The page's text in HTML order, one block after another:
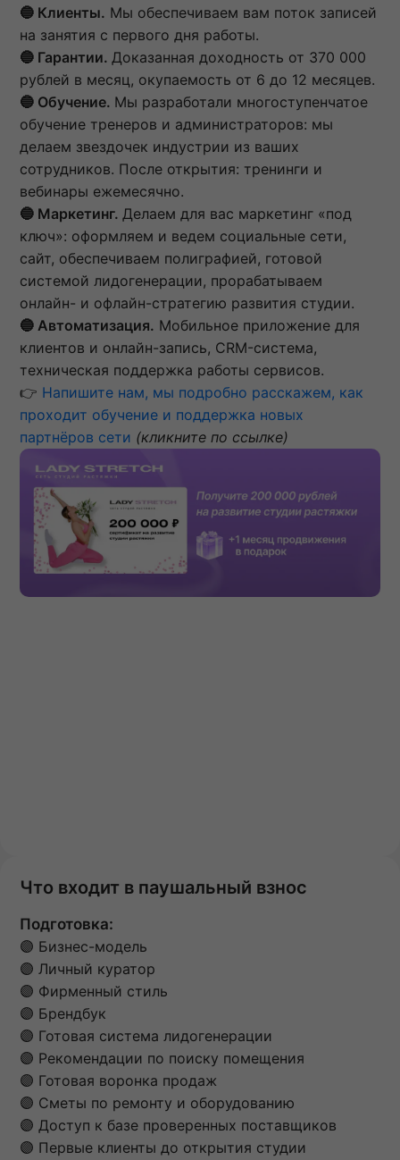
🔵 Клиенты. Мы обеспечиваем вам поток записей
на занятия с первого дня работы.
🔵 Гарантии. Доказанная доходность от 370 000
рублей в месяц, окупаемость от 6 до 12 месяцев.
🔵 Обучение. Мы разработали многоступенчатое
обучение тренеров и администраторов: мы
делаем звездочек индустрии из ваших
сотрудников. После открытия: тренинги и
вебинары ежемесячно.
🔵 Маркетинг. Делаем для вас маркетинг «под
ключ»: оформляем и ведем социальные сети,
сайт, обеспечиваем полиграфией, готовой
системой лидогенерации, прорабатываем
онлайн- и офлайн-стратегию развития студии.
🔵 Автоматизация. Мобильное приложение для
клиентов и онлайн-запись, CRM-система,
техническая поддержка работы сервисов.
👉 Напишите нам, мы подробно расскажем, как
проходит обучение и поддержка новых
партнёров сети (кликните по ссылке)
Что входит в паушальный взнос
Подготовка:
🟣 Бизнес-модель
🟣 Личный куратор
🟣 Фирменный стиль
🟣 Брендбук
🟣 Готовая система лидогенерации
🟣 Рекомендации по поиску помещения
🟣 Готовая воронка продаж
🟣 Сметы по ремонту и оборудованию
🟣 Доступ к базе проверенных поставщиков
🟣 Первые клиенты до открытия студии